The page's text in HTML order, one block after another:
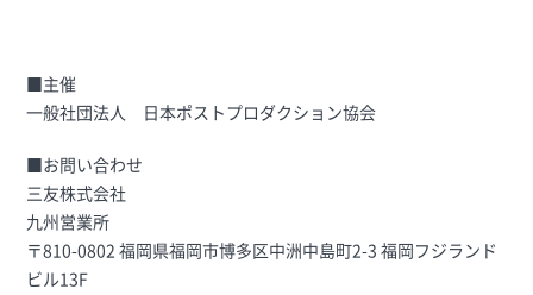
■主催
一般社団法人 日本ポストプロダクション協会
■お問い合わせ
三友株式会社
九州営業所
〒810-0802 福岡県福岡市博多区中洲中島町2-3 福岡フジランド
ビル13F